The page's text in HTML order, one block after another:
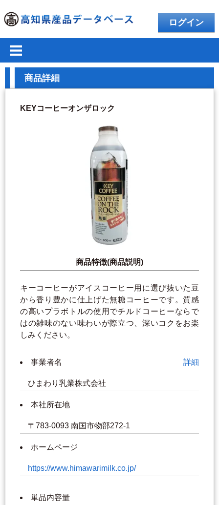
ログイン
商品詳細
KEYコーヒーオンザロック
商品特徴(商品説明)
キーコーヒーがアイスコーヒー用に選び抜いた豆
から香り豊かに仕上げた無糖コーヒーです。質感
の高いプラボトルの使用でチルドコーヒーならで
はの雑味のない味わいが際立つ、深いコクをお楽
しみください。
事業者名 詳細
ひまわり乳業株式会社
本社所在地
〒783-0093 南国市物部272-1
ホームページ
https://www.himawarimilk.co.jp/
単品内容量